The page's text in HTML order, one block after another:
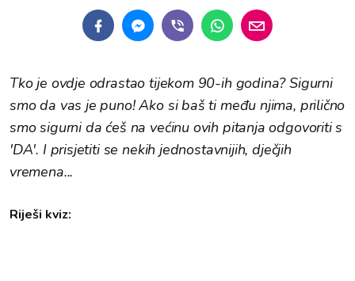
Tko je ovdje odrastao tijekom 90-ih godina? Sigurni
smo da vas je puno! Ako si baš ti među njima, prilično
smo sigurni da ćeš na većinu ovih pitanja odgovoriti s
'DA'. I prisjetiti se nekih jednostavnijih, dječjih
vremena...
Riješi kviz: